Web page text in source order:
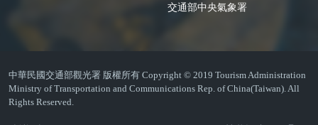
交通部中央氣象署
中華民國交通部觀光署 版權所有 Copyright © 2019 Tourism Administration
Ministry of Transportation and Communications Rep. of China(Taiwan). All
Rights Reserved.